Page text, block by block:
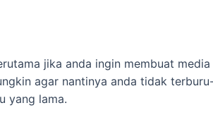
jika anda ingin membuat
agar nantinya anda tidak
yang lama.